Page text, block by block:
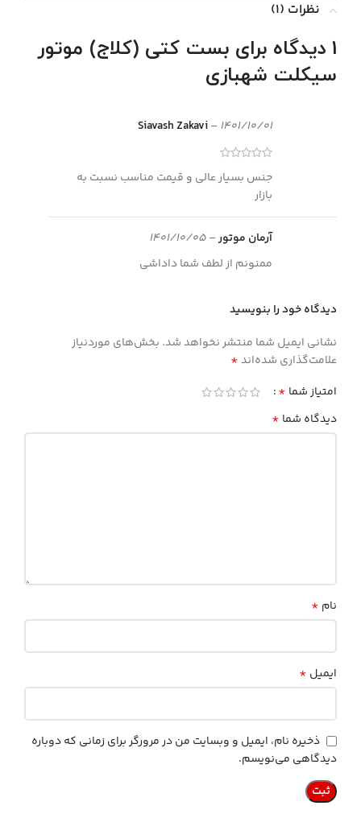
نظرات (1)
1 دیدگاه برای
بست کتی (کلاج) موتور
سیکلت شهبازی
Siavash Zakavi– 1401/10/01
جنس بسیار عالی و قیمت مناسب نسبت به
بازار
آرمان موتور–
1401/10/05
ممنونم از لطف شما داداشی
دیدگاه خود را بنویسید
نشانی ایمیل شما منتشر نخواهد شد. بخش‌های موردنیاز
علامت‌گذاری شده‌اند*
امتیاز شما *
دیدگاه شما *
نام *
ایمیل *
ذخیره نام، ایمیل و وبسایت من در مرورگر برای زمانی که دوباره
دیدگاهی می‌نویسم.